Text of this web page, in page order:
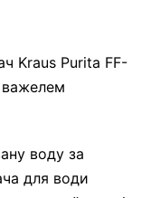
Kraus Purita FF-
воду за
для води